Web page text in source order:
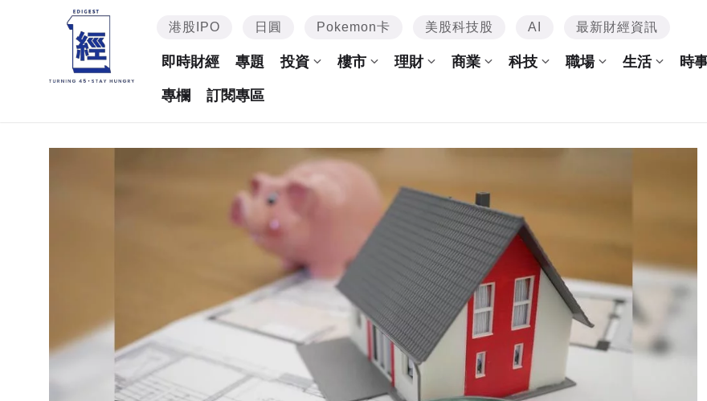
港股IPO 日圓 Pokemon卡 美股科技股 AI 最新財經資訊
即時財經 專題 投資 樓市 理財 商業 科技 職場 生活 時
專欄 訂閱專區